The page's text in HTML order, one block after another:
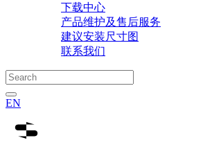
下载中心
产品维护及售后服务
建议安装尺寸图
联系我们
EN